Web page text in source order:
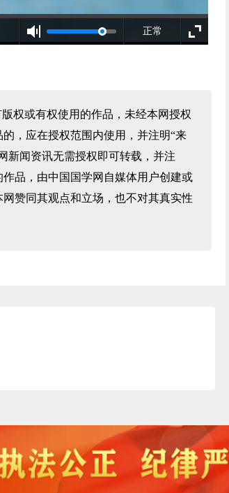
正常
权或有权使用的作品，未经本网授权
，应在授权范围内使用，并注明“来
新闻资讯无需授权即可转载，并注
品，由中国国学网自媒体用户创建或
赞同其观点和立场，也不对其真实性